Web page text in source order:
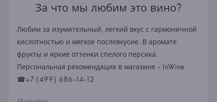
За что мы любим это вино?
Любим за изумительный, легкий вкус с гармоничной
кислотностью и мягкое послевкусие. В аромате
фрукты и яркие оттенки спелого персика.
Персональная рекомендация в магазине - InWine
☎+7 (499) 686-14-12